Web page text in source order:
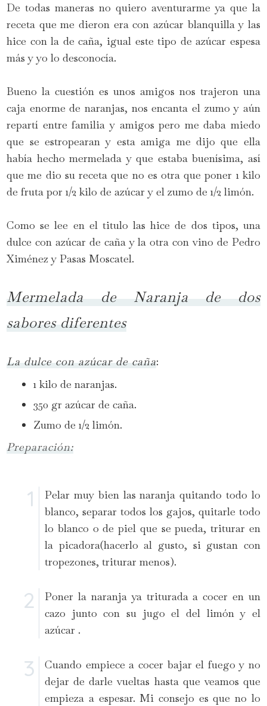
De todas maneras no quiero aventurarme ya que la
receta que me dieron era con azúcar blanquilla y las
hice con la de caña, igual este tipo de azúcar espesa
más y yo lo desconocía.
Bueno la cuestión es unos amigos nos trajeron una
caja enorme de naranjas, nos encanta el zumo y aún
repartí entre familia y amigos pero me daba miedo
que se estropearan y esta amiga me dijo que ella
había hecho mermelada y que estaba buenísima, así
que me dio su receta que no es otra que poner 1 kilo
de fruta por 1/2 kilo de azúcar y el zumo de 1/2 limón.
Como se lee en el titulo las hice de dos tipos, una
dulce con azúcar de caña y la otra con vino de Pedro
Ximénez y Pasas Moscatel.
Mermelada de Naranja de dos
sabores diferentes
La dulce con azúcar de caña:
1 kilo de naranjas.
350 gr azúcar de caña.
Zumo de 1/2 limón.
Preparación:
Pelar muy bien las naranja quitando todo lo
blanco, separar todos los gajos, quitarle todo
lo blanco o de piel que se pueda, triturar en
la picadora(hacerlo al gusto, si gustan con
tropezones, triturar menos).
Poner la naranja ya triturada a cocer en un
cazo junto con su jugo el del limón y el
azúcar .
Cuando empiece a cocer bajar el fuego y no
dejar de darle vueltas hasta que veamos que
empieza a espesar. Mi consejo es que no lo